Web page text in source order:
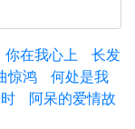
你在我心上
长发
惊鸿
何处是我
阿呆的爱情故